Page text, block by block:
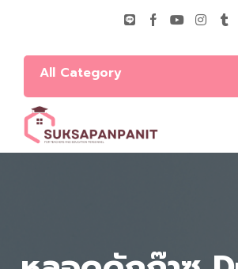
All Category